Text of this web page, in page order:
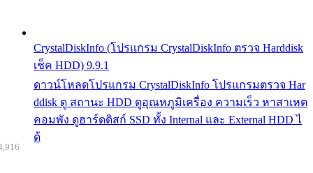
CrystalDiskInfo (โปรแกรม CrystalDiskInfo ตรวจ Harddisk
เช็ค HDD) 9.9.1
ดาวน์โหลดโปรแกรม CrystalDiskInfo โปรแกรมตรวจ Har
ddisk ดู สถานะ HDD ดูอุณหภูมิเครื่อง ความเร็ว หาสาเหต
คอมพัง ดูฮาร์ดดิสก์ SSD ทั้ง Internal และ External HDD ไ
ด้